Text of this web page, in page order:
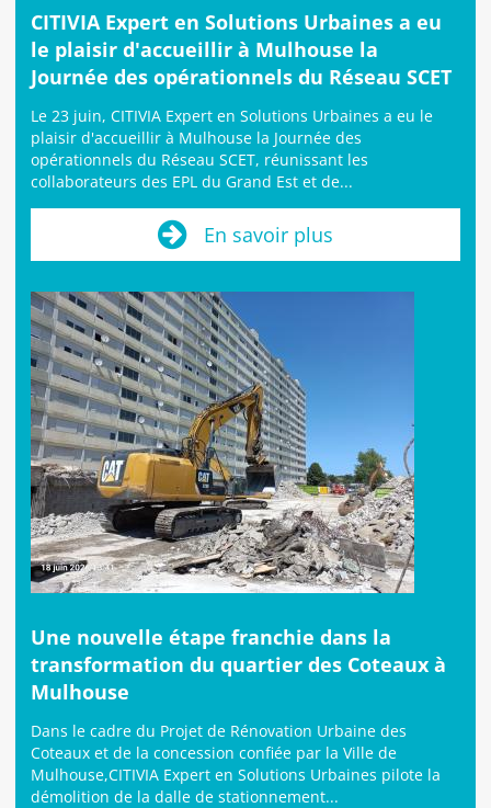
CITIVIA Expert en Solutions Urbaines a eu
le plaisir d'accueillir à Mulhouse la
Journée des opérationnels du Réseau SCET
Le 23 juin, CITIVIA Expert en Solutions Urbaines a eu le
plaisir d'accueillir à Mulhouse la Journée des
opérationnels du Réseau SCET, réunissant les
collaborateurs des EPL du Grand Est et de...
En savoir plus
Une nouvelle étape franchie dans la
transformation du quartier des Coteaux à
Mulhouse
Dans le cadre du Projet de Rénovation Urbaine des
Coteaux et de la concession confiée par la Ville de
Mulhouse,CITIVIA Expert en Solutions Urbaines pilote la
démolition de la dalle de stationnement...